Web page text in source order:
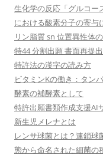
生化学の反応「グルコー
における酸素分子の寄与
リン脂質 sn 位置異性体
特44 分割出願 書面再提
特許法の漢字の読み方
ビタミンKの働き：タン
酵素の補酵素として
特許出願書類作成支援AI
新生児メレナとは
レンサ球菌とは？連鎖
態から命名された細菌の